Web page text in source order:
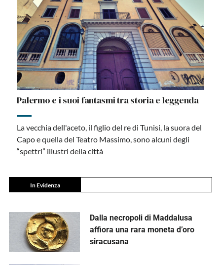
Palermo e i suoi fantasmi tra storia e leggenda
La vecchia dell'aceto, il figlio del re di Tunisi, la suora del
Capo e quella del Teatro Massimo, sono alcuni degli
“spettri” illustri della città
In Evidenza
Dalla necropoli di Maddalusa
affiora una rara moneta d’oro
siracusana